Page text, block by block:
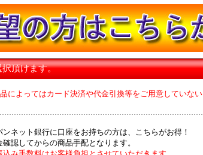
頂けます。
によってはカード決済や代金引換等をご用意していない
ンネット銀行に口座をお持ちの方は、こちらがお得！
確認してからの商品手配となります。